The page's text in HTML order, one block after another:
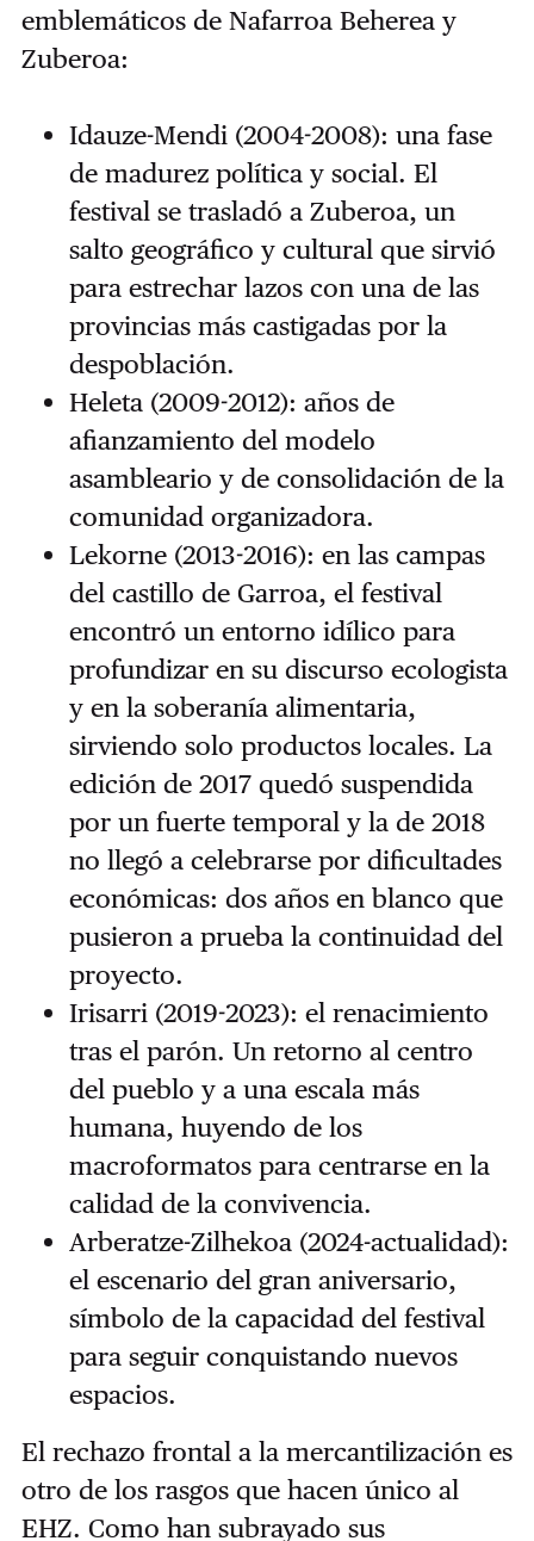
emblemáticos de Nafarroa Beherea y
Zuberoa:
Idauze-Mendi (2004-2008): una fase
de madurez política y social. El
festival se trasladó a Zuberoa, un
salto geográfico y cultural que sirvió
para estrechar lazos con una de las
provincias más castigadas por la
despoblación.
Heleta (2009-2012): años de
afianzamiento del modelo
asambleario y de consolidación de la
comunidad organizadora.
Lekorne (2013-2016): en las campas
del castillo de Garroa, el festival
encontró un entorno idílico para
profundizar en su discurso ecologista
y en la soberanía alimentaria,
sirviendo solo productos locales. La
edición de 2017 quedó suspendida
por un fuerte temporal y la de 2018
no llegó a celebrarse por dificultades
económicas: dos años en blanco que
pusieron a prueba la continuidad del
proyecto.
Irisarri (2019-2023): el renacimiento
tras el parón. Un retorno al centro
del pueblo y a una escala más
humana, huyendo de los
macroformatos para centrarse en la
calidad de la convivencia.
Arberatze-Zilhekoa (2024-actualidad):
el escenario del gran aniversario,
símbolo de la capacidad del festival
para seguir conquistando nuevos
espacios.
El rechazo frontal a la mercantilización es
otro de los rasgos que hacen único al
EHZ. Como han subrayado sus